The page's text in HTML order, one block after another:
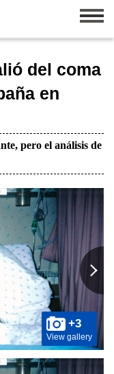
del coma
en
pero el análisis de
+3
View gallery